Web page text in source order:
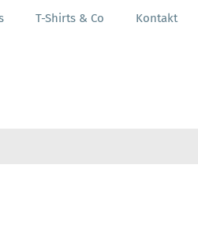
T-Shirts & Co Kontakt